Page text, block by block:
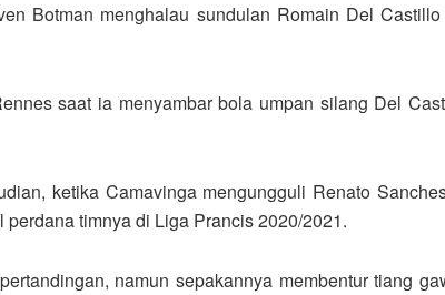
Botman menghalau sundulan Romain Del Castillo
saat ia menyambar bola umpan silang Del
ketika Camavinga mengungguli Renato
timnya di Liga Prancis 2020/2021.
namun sepakannya membentur tiang